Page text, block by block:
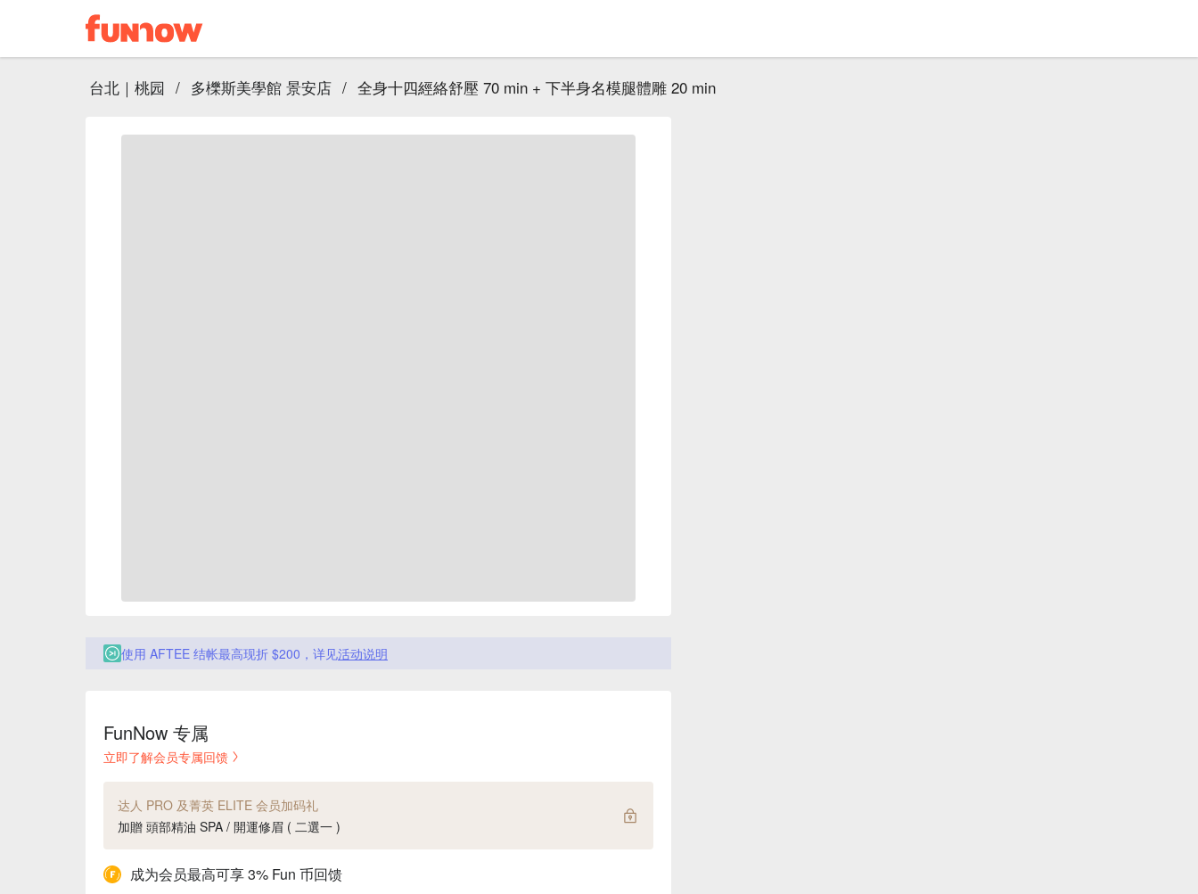
台北｜桃园 / 多櫟斯美學館 景安店 / 全身十四經絡舒壓 70 min + 下半身名模腿體雕 20 min
使用 AFTEE 结帐最高现折 $200，详见活动说明
FunNow 专属
立即了解会员专属回馈
达人 PRO 及菁英 ELITE 会员加码礼
加贈 頭部精油 SPA / 開運修眉 ( 二選一 )
成为会员最高可享 3% Fun 币回馈